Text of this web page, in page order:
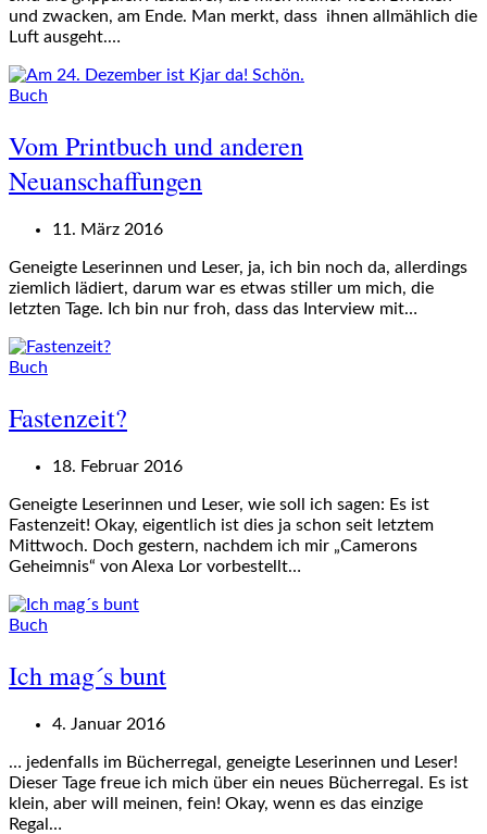
und zwacken, am Ende. Man merkt, dass ihnen allmählich die
Luft ausgeht.…
Buch
Vom Printbuch und anderen
Neuanschaffungen
11. März 2016
Geneigte Leserinnen und Leser, ja, ich bin noch da, allerdings
ziemlich lädiert, darum war es etwas stiller um mich, die
letzten Tage. Ich bin nur froh, dass das Interview mit…
Buch
Fastenzeit?
18. Februar 2016
Geneigte Leserinnen und Leser, wie soll ich sagen: Es ist
Fastenzeit! Okay, eigentlich ist dies ja schon seit letztem
Mittwoch. Doch gestern, nachdem ich mir „Camerons
Geheimnis“ von Alexa Lor vorbestellt…
Buch
Ich mag´s bunt
4. Januar 2016
… jedenfalls im Bücherregal, geneigte Leserinnen und Leser!
Dieser Tage freue ich mich über ein neues Bücherregal. Es ist
klein, aber will meinen, fein! Okay, wenn es das einzige
Regal…